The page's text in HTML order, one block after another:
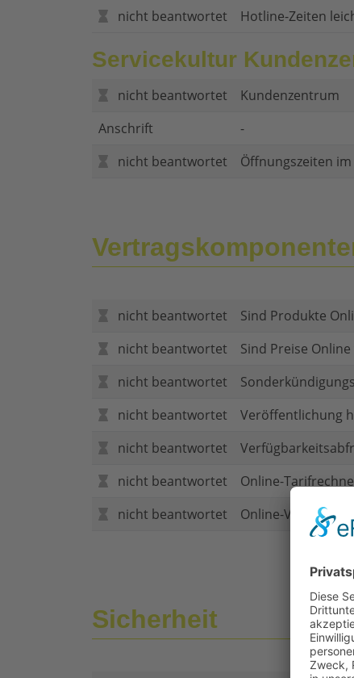
nicht beantwortet
Hotline-Zeiten
Servicekultur
nicht beantwortet
Kundenzentrum
Anschrift
-
nicht beantwortet
Öffnungszeiten
nicht beantwortet
Sind Produkte
nicht beantwortet
Sind Preise
nicht beantwortet
nicht beantwortet
Veröffentlichung
nicht beantwortet
nicht beantwortet
Online-
nicht beantwortet
Online-
Sicherheit